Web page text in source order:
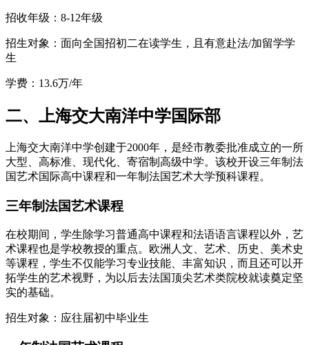
招收年级：8-12年级
招生对象：面向全国招初二在读学生，且有意赴法/加留学学
生
学费：13.6万/年
二、上海交大南洋中学国际部
上海交大南洋中学创建于2000年，是经市教委批准成立的一所
大型、高标准、现代化、寄宿制高级中学。该校开设三年制法
国艺术国际高中课程和一年制法国艺术大学预科课程。
三年制法国艺术课程
在校期间，学生除学习普通高中课程和法语语言课程以外，艺
术课程也是学校教授的重点。欧洲人文、艺术、历史、美术史
等课程，学生不仅能学习专业技能、丰富知识，而且还可以开
拓学生的艺术视野，为以后去法国顶尖艺术类院校就读奠定坚
实的基础。
招生对象：应往届初中毕业生